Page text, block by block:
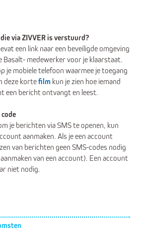
via ZIVVER is verstuurd?
een link naar een beveiligde omgeving
Basalt- medewerker voor je klaarstaat.
je mobiele telefoon waarmee je toegang
deze kortefilm kun je zien hoe iemand
een bericht ontvangt en leest.
je berichten via SMS te openen, kun
aanmaken. Als je een account
van berichten geen SMS-codes nodig
van een account). Een account
niet nodig.